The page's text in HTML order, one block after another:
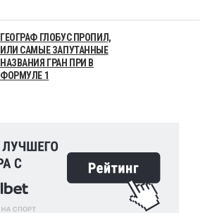
ГЕОГРАФ ГЛОБУС ПРОПИЛ,
ИЛИ САМЫЕ ЗАПУТАННЫЕ
НАЗВАНИЯ ГРАН ПРИ В
ФОРМУЛЕ 1